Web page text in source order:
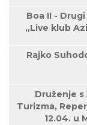
Boa II -
„Live klub
Rajko
Druženje s
Turizma,
12.04. u